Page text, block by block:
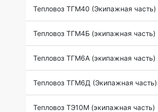
Тепловоз ТГМ40 (Экипажная часть)
Тепловоз ТГМ4Б (экипажная часть)
Тепловоз ТГМ6А (экипажная часть)
Тепловоз ТГМ6Д (Экипажная часть)
Тепловоз ТЭ10М (экипажная часть)